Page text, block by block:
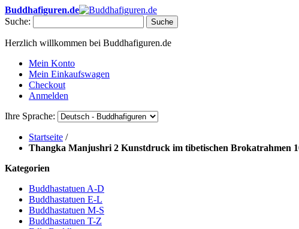
Buddhafiguren.de
Suche:
Suche
Herzlich willkommen bei Buddhafiguren.de
Mein Konto
Mein Einkaufswagen
Checkout
Anmelden
Ihre Sprache:
Startseite /
Thangka Manjushri 2 Kunstdruck im tibetischen Brokatrahmen
Kategorien
Buddhastatuen A-D
Buddhastatuen E-L
Buddhastatuen M-S
Buddhastatuen T-Z